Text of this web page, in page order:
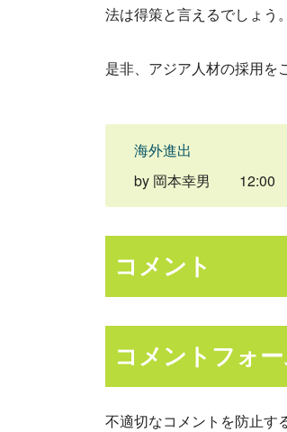
法は得策と言えるでしょう。
是非、アジア人材の採用を
海外進出
by 岡本幸男 12:00
コメント
コメントフォ
不適切なコメントを防止す